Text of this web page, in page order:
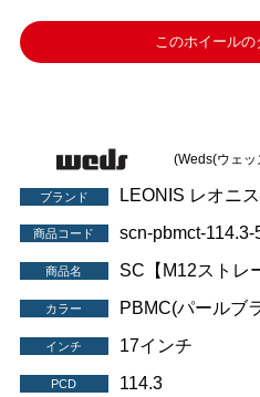
このホイール
(Weds(ウェッ
ブランド LEONIS レオニス
商品コード scn-pbmct-114.3-
商品名 SC【M12ストレ
カラー PBMC(パールブ
インチ 17インチ
PCD 114.3